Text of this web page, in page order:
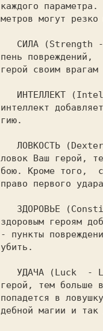
каждого
метров могут
СИЛА
пень повреждений,
герой своим
ИНТЕЛЛЕКТ
интеллект
гию.
ЛОВКОСТЬ
ловок Ваш герой,
бою. Кроме того,
право первого
ЗДОРОВЬЕ
здоровым героям
- пункты
убить.
УДАЧА (Luck  -
герой, тем больше
попадется в
дебной магии и так